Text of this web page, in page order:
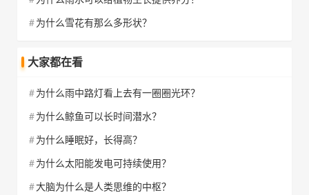
为什么雪花有那么多形状？
大家都在看
为什么雨中路灯看上去有一圈圈光环？
为什么鲸鱼可以长时间潜水？
为什么睡眠好，长得高？
为什么太阳能发电可持续使用？
大脑为什么是人类思维的中枢？